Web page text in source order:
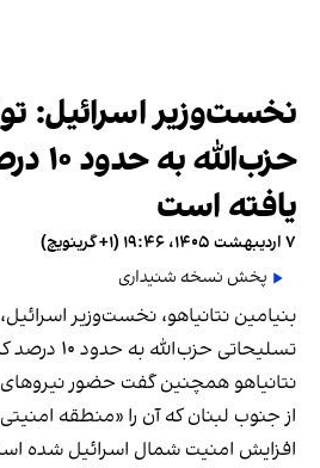
نخست‌وزیر اسرائیل:
یافته است
۷ اردیبهشت ۱۴۰۵، ۱۹:۴۶ (‎+۱ گرینویچ)
پخش نسخه شنیداری
‌بنیامین نتانیاهو، نخست‌وزیر
تسلیحاتی حزب‌الله به حدود ۱۰ درصد کاهش یافته است.
نتانیاهو همچنین گفت حضور
از جنوب لبنان که آن را «منطقه
افزایش امنیت شمال اسرائیل شده